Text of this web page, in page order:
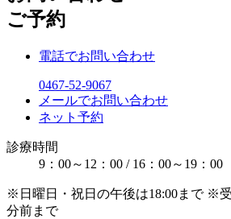
ご予約
電話でお問い合わせ
0467-52-9067
メールでお問い合わせ
ネット予約
診療時間
9：00～12：00 / 16：00～19：00
※日曜日・祝日の午後は18:00まで ※
分前まで